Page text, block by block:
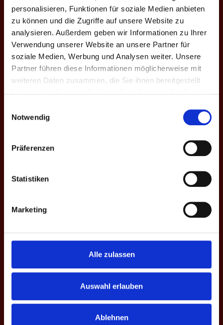
personalisieren, Funktionen für soziale Medien anbieten
zu können und die Zugriffe auf unsere Website zu
analysieren. Außerdem geben wir Informationen zu Ihrer
Verwendung unserer Website an unsere Partner für
soziale Medien, Werbung und Analysen weiter. Unsere
Partner führen diese Informationen möglicherweise mit
weiteren Daten zusammen, die Sie ihnen bereitgestellt
Notwendig
Präferenzen
Statistiken
Marketing
Alle zulassen
Auswahl erlauben
Ablehnen
Bundesliga:
1-15
SAISON IX: BPC BUDAPEST - TEAM SERBIA
12 -